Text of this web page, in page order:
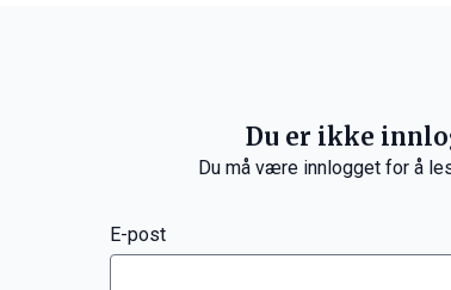
Du er ikke
Du må være innlogget for å
E-post